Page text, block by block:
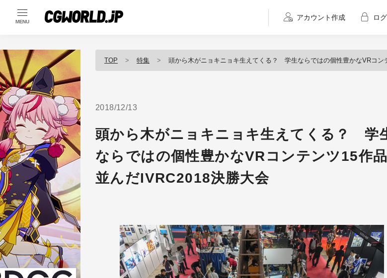
MENU
アカウント作成 ロ
TOP 特集 頭から木がニョキニョキ生えてくる？ 学生ならではの個性豊かなVRコンテンツ15作品が並んだIVRC2018決勝大
2018/12/13
頭から木がニョキニョキ生えてくる？ 学
ならではの個性豊かなVRコンテンツ15作
並んだIVRC2018決勝大会